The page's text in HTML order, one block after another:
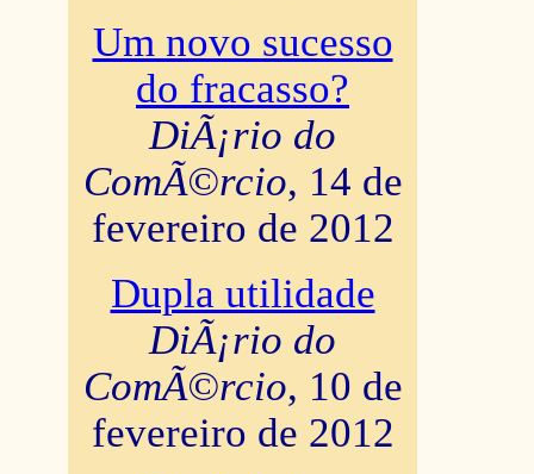
Um novo sucesso
do fracasso?
DiÃ¡rio do
ComÃ©rcio, 14 de
fevereiro de 2012
Dupla utilidade
DiÃ¡rio do
ComÃ©rcio, 10 de
fevereiro de 2012